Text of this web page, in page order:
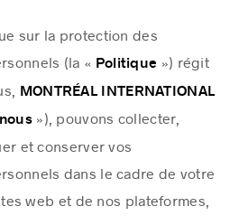
sur la protection des
(la « Politique ») régit
MONTRÉAL INTERNATIONAL
nous»), pouvons collecter,
et conserver vos
dans le cadre de votre
web et de nos plateformes,